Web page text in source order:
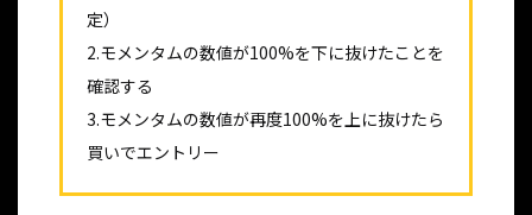
定）
2.モメンタムの数値が100%を下に抜けたことを
確認する
3.モメンタムの数値が再度100%を上に抜けたら
買いでエントリー